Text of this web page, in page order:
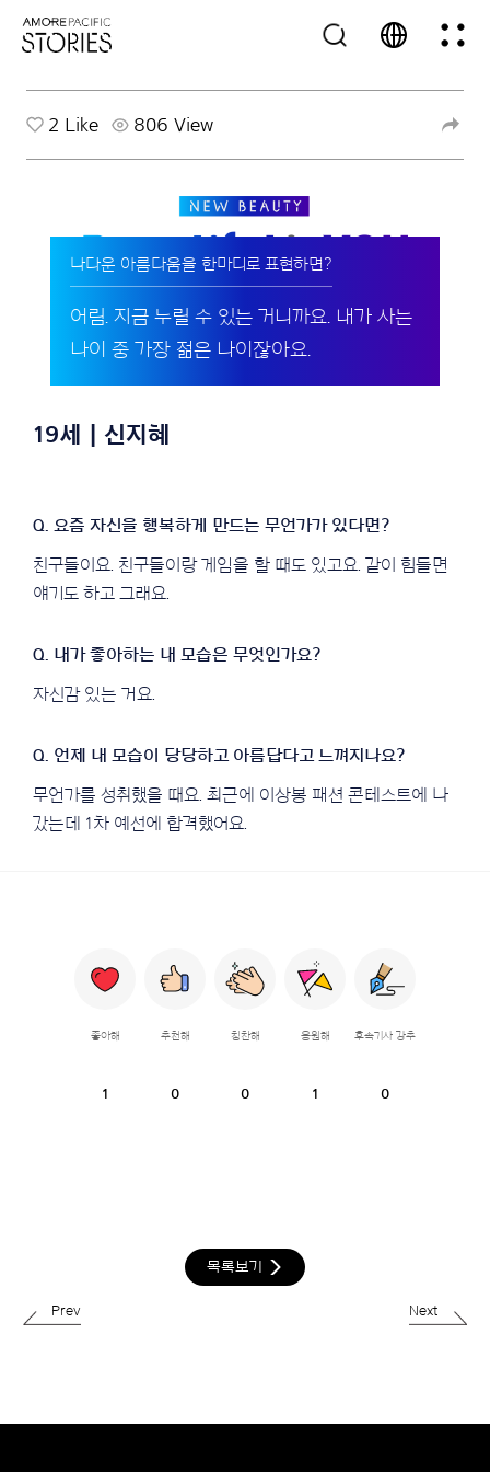
2 Like 806 View
나다운 아름다움을 한마디로 표현하면?
어림. 지금 누릴 수 있는 거니까요. 내가 사는
나이 중 가장 젊은 나이잖아요.
19세 | 신지혜
친구들이요. 친구들이랑 게임을 할 때도 있고요. 같이 힘들면
얘기도 하고 그래요.
자신감 있는 거요.
무언가를 성취했을 때요. 최근에 이상봉 패션 콘테스트에 나
갔는데 1차 예선에 합격했어요.
좋아해
1
추천해
0
칭찬해
0
응원해
1
후속기사 강추
0
목록보기
Prev Next